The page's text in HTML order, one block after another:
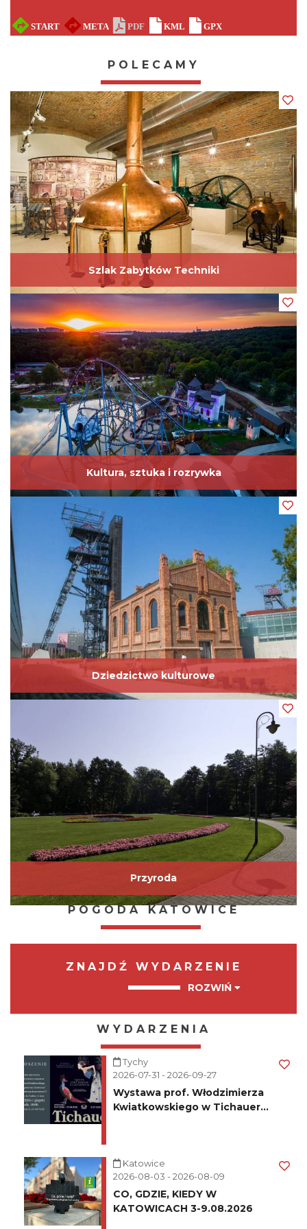
12
15 Muzeum Górnictwa Węglowego
16 Urząd Miejski w Świętochłowicach
17 Muzeum Górnośląskie w Bytomiu
18 EC Szombierki
19 Sport Dolina w Bytomiu
20 Bazylika NMP i św. Bartłomieja w Piekarach Śląskich
22 Radiostacja Gliwice
23 Zamek Piastowski w Gliwicach
24 Palmiarnia w Gliwicach
25 Oddział Odlewnictwa Artystycznego Muzeum w Gliwicach
26 Kopalnia Ćwiczebna Muzeum Miejskiego Sztygarka
27 Jeziora Pogoria
28 Zbiornik wodny Pogoria II
Pałac Kultury Zagłębia
Pustynia Błędowska
Aqua park Nemo Wodny Świat
Zamek Sielecki w Sosnowcu
Trójkąt Trzech Cesarzy
Pałac Dietla w Sosnowcu
Cerkiew prawosławna Wiery, Nadziei i Luby w Sosnowcu
36 Diving Marina "Koparki"
Centralne Muzeum Pożarnictwa
38 Muzeum Tyskich Browarów Książęcych
40 Jezioro Paprocańskie w Tychach
POLECAMY
Szlak Zabytków Techniki
Kultura, sztuka i rozrywka
Dziedzictwo kulturowe
Przyroda
POGODA KATOWICE
ZNAJDŹ WYDARZENIE
ROZWIŃ
WYDARZENIA
Tychy
2026-07-31 - 2026-09-27
Wystawa prof. Włodzimierza
Kwiatkowskiego w Tichauer
Katowice
2026-08-03 - 2026-08-09
CO, GDZIE, KIEDY W
KATOWICACH 3-9.08.2026